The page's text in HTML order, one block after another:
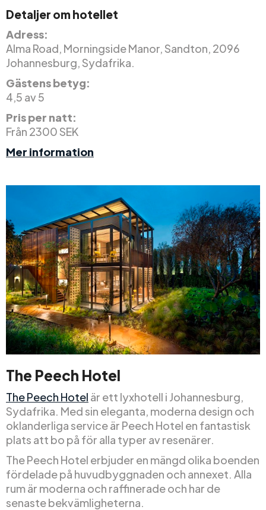
Detaljer om hotellet
Adress:
Alma Road, Morningside Manor, Sandton, 2096
Johannesburg, Sydafrika.
Gästens betyg:
4,5 av 5
Pris per natt:
Från 2300 SEK
Mer information
The Peech Hotel
The Peech Hotel är ett lyxhotell i Johannesburg,
Sydafrika. Med sin eleganta, moderna design och
oklanderliga service är Peech Hotel en fantastisk
plats att bo på för alla typer av resenärer.
The Peech Hotel erbjuder en mängd olika boenden
fördelade på huvudbyggnaden och annexet. Alla
rum är moderna och raffinerade och har de
senaste bekvämligheterna.